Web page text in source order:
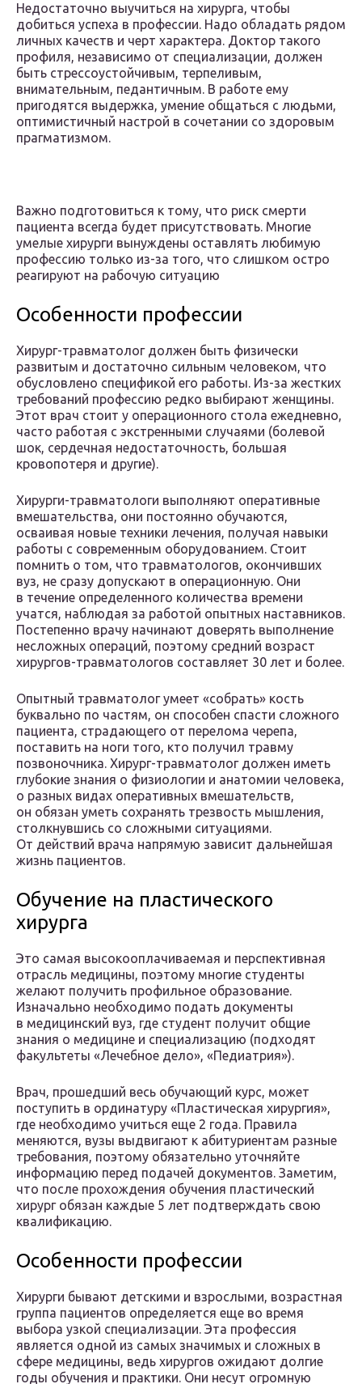
Недостаточно выучиться на хирурга, чтобы
добиться успеха в профессии. Надо обладать рядом
личных качеств и черт характера. Доктор такого
профиля, независимо от специализации, должен
быть стрессоустойчивым, терпеливым,
внимательным, педантичным. В работе ему
пригодятся выдержка, умение общаться с людьми,
оптимистичный настрой в сочетании со здоровым
прагматизмом.
Важно подготовиться к тому, что риск смерти
пациента всегда будет присутствовать. Многие
умелые хирурги вынуждены оставлять любимую
профессию только из-за того, что слишком остро
реагируют на рабочую ситуацию
Особенности профессии
Хирург-травматолог должен быть физически
развитым и достаточно сильным человеком, что
обусловлено спецификой его работы. Из-за жестких
требований профессию редко выбирают женщины.
Этот врач стоит у операционного стола ежедневно,
часто работая с экстренными случаями (болевой
шок, сердечная недостаточность, большая
кровопотеря и другие).
Хирурги-травматологи выполняют оперативные
вмешательства, они постоянно обучаются,
осваивая новые техники лечения, получая навыки
работы с современным оборудованием. Стоит
помнить о том, что травматологов, окончивших
вуз, не сразу допускают в операционную. Они
в течение определенного количества времени
учатся, наблюдая за работой опытных наставников.
Постепенно врачу начинают доверять выполнение
несложных операций, поэтому средний возраст
хирургов-травматологов составляет 30 лет и более.
Опытный травматолог умеет «собрать» кость
буквально по частям, он способен спасти сложного
пациента, страдающего от перелома черепа,
поставить на ноги того, кто получил травму
позвоночника. Хирург-травматолог должен иметь
глубокие знания о физиологии и анатомии человека,
о разных видах оперативных вмешательств,
он обязан уметь сохранять трезвость мышления,
столкнувшись со сложными ситуациями.
От действий врача напрямую зависит дальнейшая
жизнь пациентов.
Обучение на пластического
хирурга
Это самая высокооплачиваемая и перспективная
отрасль медицины, поэтому многие студенты
желают получить профильное образование.
Изначально необходимо подать документы
в медицинский вуз, где студент получит общие
знания о медицине и специализацию (подходят
факультеты «Лечебное дело», «Педиатрия»).
Врач, прошедший весь обучающий курс, может
поступить в ординатуру «Пластическая хирургия»,
где необходимо учиться еще 2 года. Правила
меняются, вузы выдвигают к абитуриентам разные
требования, поэтому обязательно уточняйте
информацию перед подачей документов. Заметим,
что после прохождения обучения пластический
хирург обязан каждые 5 лет подтверждать свою
квалификацию.
Особенности профессии
Хирурги бывают детскими и взрослыми, возрастная
группа пациентов определяется еще во время
выбора узкой специализации. Эта профессия
является одной из самых значимых и сложных в
сфере медицины, ведь хирургов ожидают долгие
годы обучения и практики. Они несут огромную